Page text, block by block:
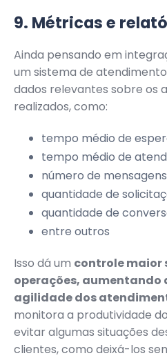
9. Métricas e
Ainda pensando em
um sistema de
dados relevantes sobre os
realizados, como:
tempo médio de
tempo médio de
número de
quantidade de
quantidade de
entre outros
Isso dá um controle maior
operações, aumentando
agilidade dos
monitora a produtividade
evitar algumas situações
clientes, como deixá-los